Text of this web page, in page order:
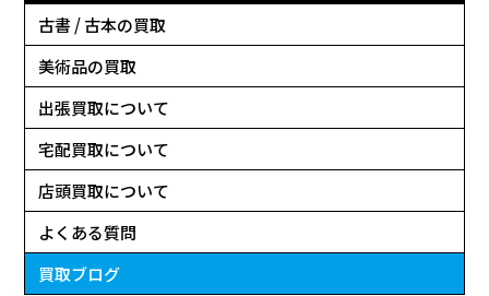
古書 / 古本の買取
美術品の買取
出張買取について
宅配買取について
店頭買取について
よくある質問
買取ブログ